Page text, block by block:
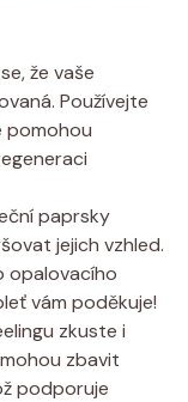
že vaše
Používejte
pomohou
paprsky
jejich vzhled.
opalovacího
vám poděkuje!
zkuste i
zbavit
podporuje